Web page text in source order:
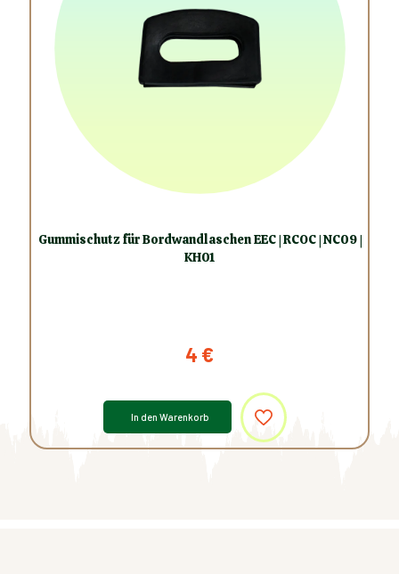
Gummischutz für Bordwandlaschen EEC | RCOC | NC09 |
KH01
4 €
In den Warenkorb